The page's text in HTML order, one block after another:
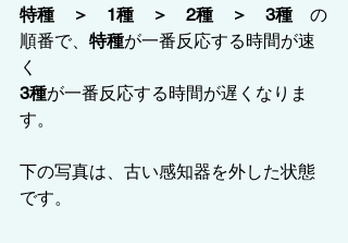
特種　＞　1種　＞　2種　＞　3種 の
順番で、 特種が一番反応する時間が速
く
3種が一番反応する時間が遅くなりま
す。
下の写真は、古い感知器を外した状態
です。